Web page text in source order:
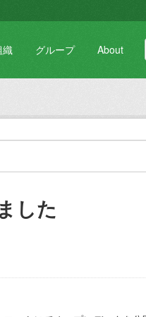
織 グループ About
した